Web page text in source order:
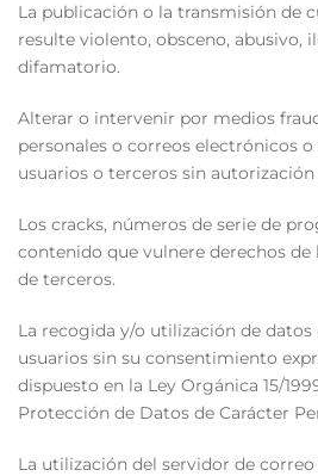
La publicación o la transmisión de
resulte violento, obsceno, abusivo,
difamatorio.
Alterar o intervenir por medios
personales o correos electrónicos
usuarios o terceros sin
Los cracks, números de serie de
contenido que vulnere derechos
de terceros.
La recogida y/o utilización de
usuarios sin su consentimiento
dispuesto en la Ley Orgánica 15/
Protección de Datos de Carácter
La utilización del servidor de